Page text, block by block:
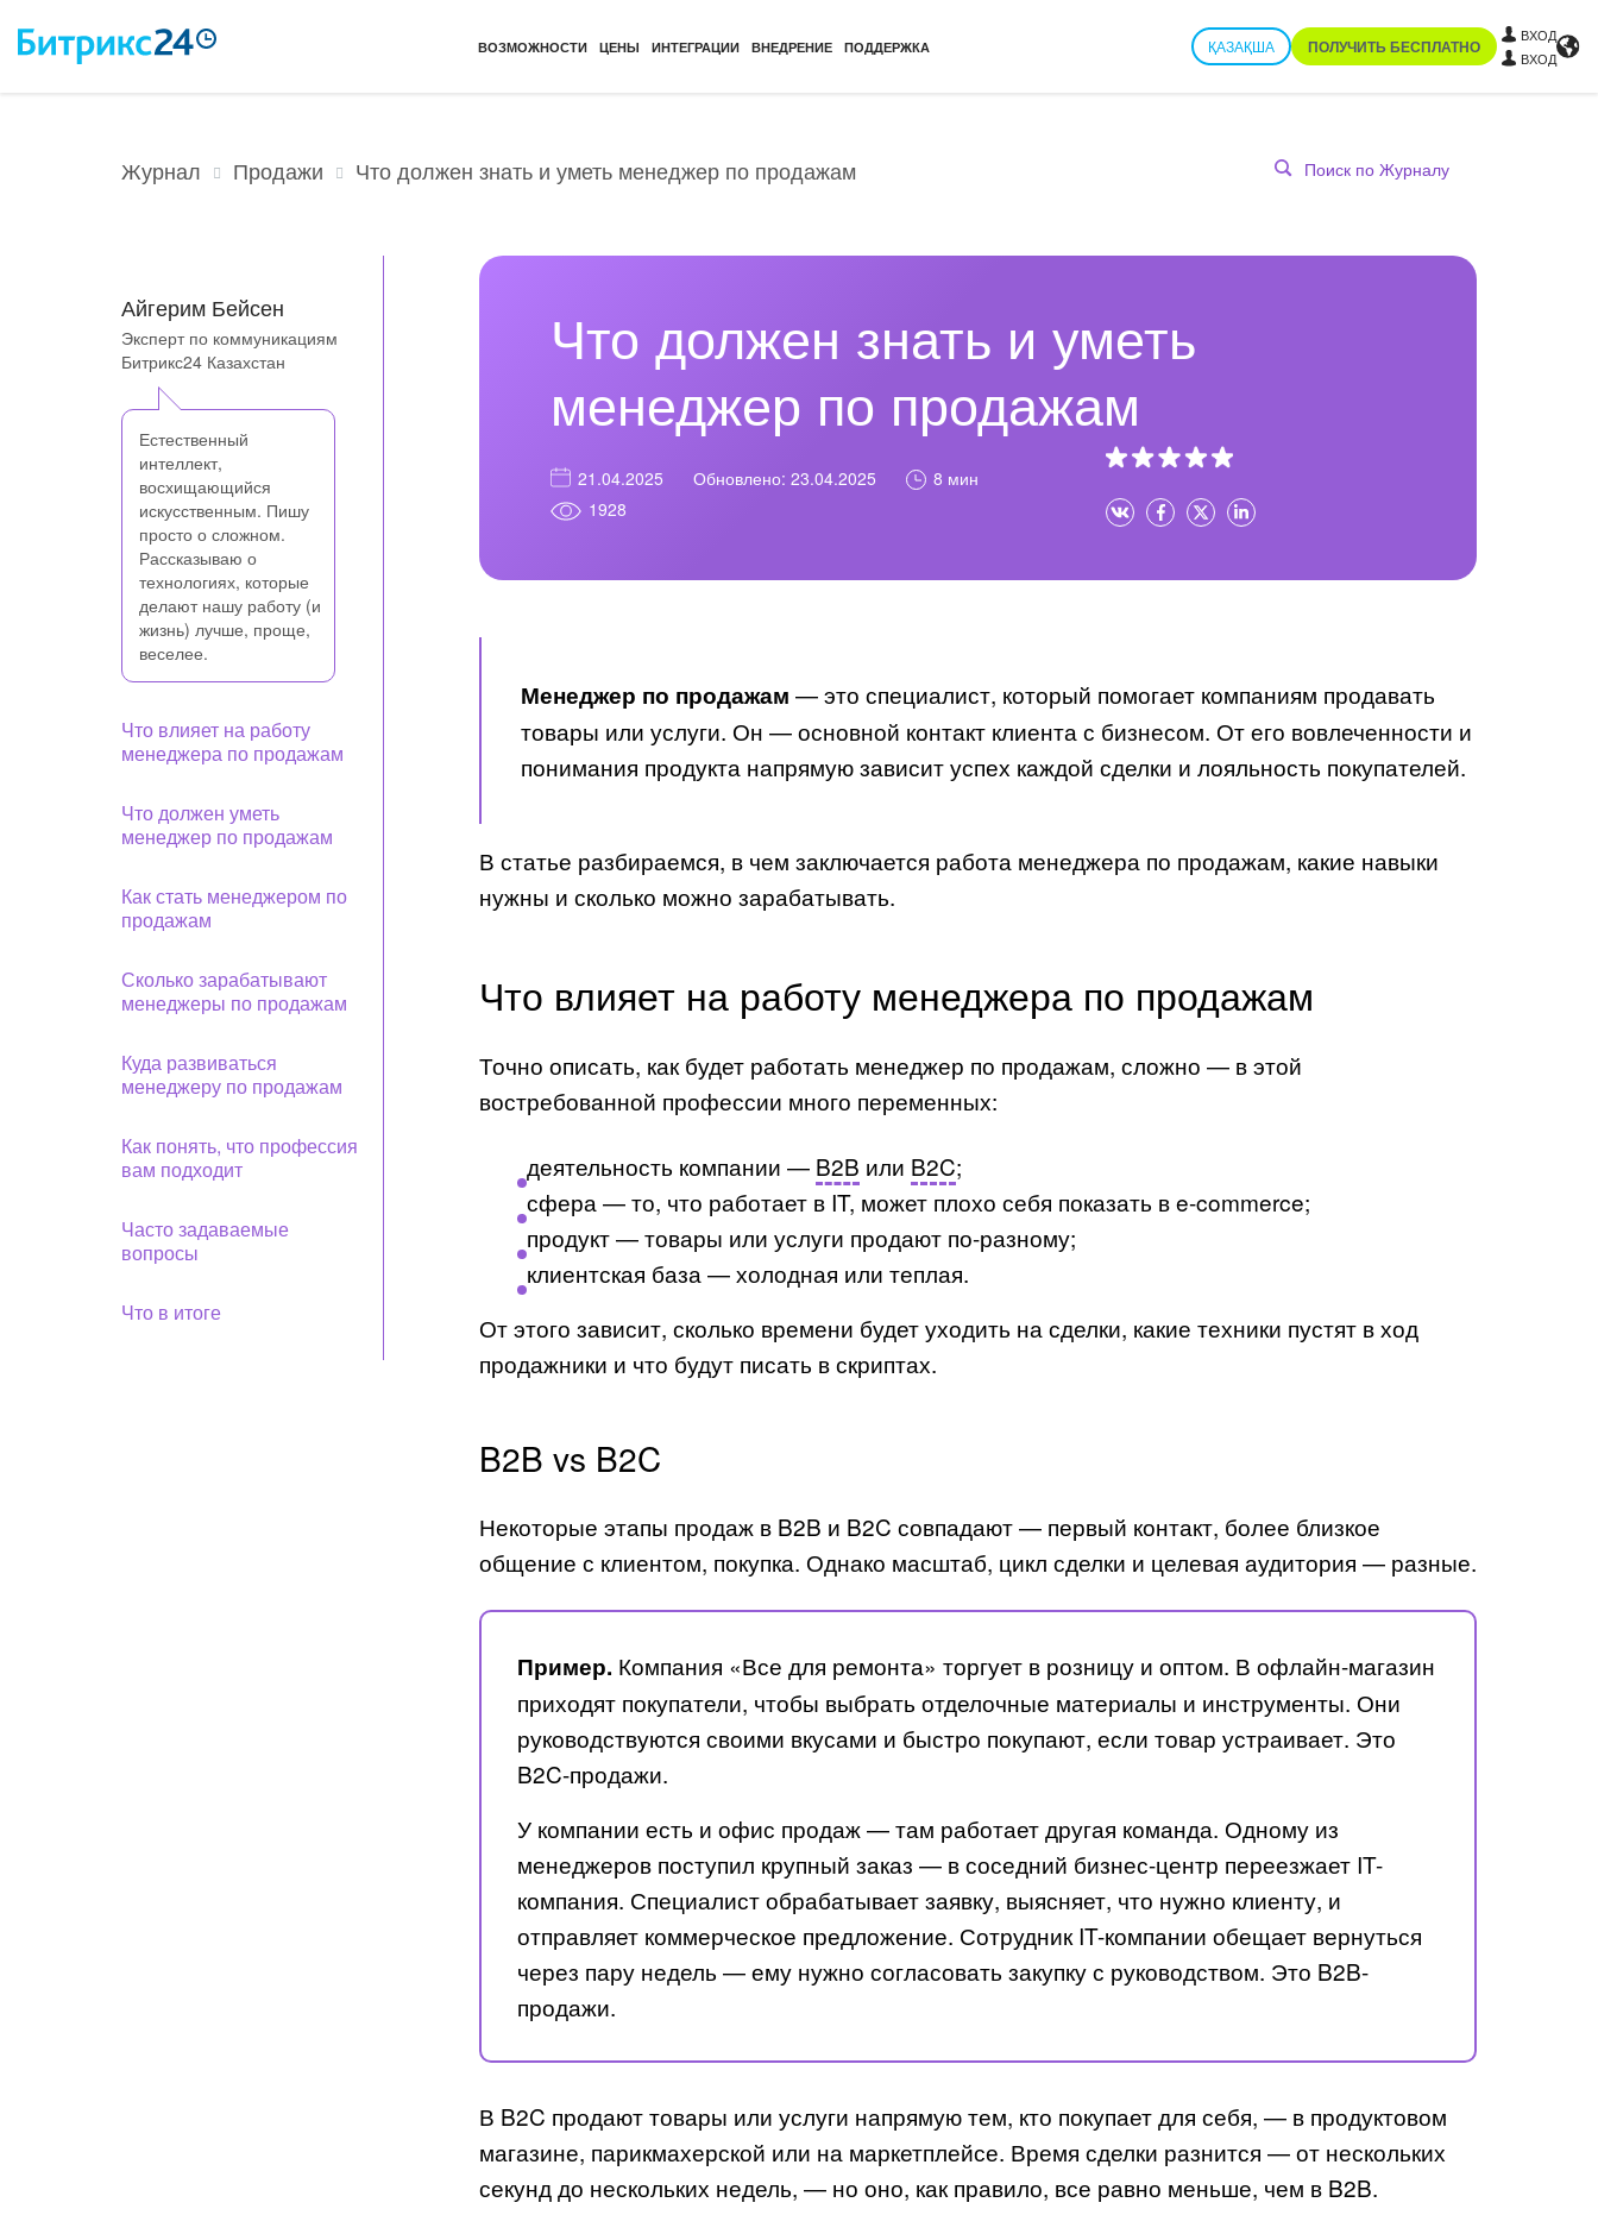
ВОЗМОЖНОСТИ ЦЕНЫ ИНТЕГРАЦИИ ВНЕДРЕНИЕ ПОДДЕРЖКА ҚАЗАҚША ПОЛУЧИТЬ БЕСПЛАТНО
ВХОД
ВХОД
Журнал Продажи Что должен знать и уметь менеджер по продажам
Айгерим Бейсен
Эксперт по коммуникациям
Битрикс24 Казахстан
Естественный
интеллект,
восхищающийся
искусственным. Пишу
просто о сложном.
Рассказываю о
технологиях, которые
делают нашу работу (и
жизнь) лучше, проще,
веселее.
Что влияет на работу
менеджера по продажам
Что должен уметь
менеджер по продажам
Как стать менеджером по
продажам
Сколько зарабатывают
менеджеры по продажам
Куда развиваться
менеджеру по продажам
Как понять, что профессия
вам подходит
Часто задаваемые
вопросы
Что в итоге
Что должен знать и уметь
менеджер по продажам
21.04.2025 Обновлено: 23.04.2025
8 мин
1928
Менеджер по продажам — это специалист, который помогает компаниям продавать
товары или услуги. Он — основной контакт клиента с бизнесом. От его вовлеченности и
понимания продукта напрямую зависит успех каждой сделки и лояльность покупателей.
В статье разбираемся, в чем заключается работа менеджера по продажам, какие навыки
нужны и сколько можно зарабатывать.
Что влияет на работу менеджера по продажам
Точно описать, как будет работать менеджер по продажам, сложно — в этой
востребованной профессии много переменных:
деятельность компании — B2B или B2C;
сфера — то, что работает в IT, может плохо себя показать в e-commerce;
продукт — товары или услуги продают по-разному;
клиентская база — холодная или теплая.
От этого зависит, сколько времени будет уходить на сделки, какие техники пустят в ход
продажники и что будут писать в скриптах.
B2B vs B2C
Некоторые этапы продаж в B2B и B2C совпадают — первый контакт, более близкое
общение с клиентом, покупка. Однако масштаб, цикл сделки и целевая аудитория — разные.
Пример. Компания «Все для ремонта» торгует в розницу и оптом. В офлайн-магазин
приходят покупатели, чтобы выбрать отделочные материалы и инструменты. Они
руководствуются своими вкусами и быстро покупают, если товар устраивает. Это
B2C-продажи.
У компании есть и офис продаж — там работает другая команда. Одному из
менеджеров поступил крупный заказ — в соседний бизнес-центр переезжает IT-
компания. Специалист обрабатывает заявку, выясняет, что нужно клиенту, и
отправляет коммерческое предложение. Сотрудник IT-компании обещает вернуться
через пару недель — ему нужно согласовать закупку с руководством. Это B2B-
продажи.
В B2C продают товары или услуги напрямую тем, кто покупает для себя, — в продуктовом
магазине, парикмахерской или на маркетплейсе. Время сделки разнится — от нескольких
секунд до нескольких недель, — но оно, как правило, все равно меньше, чем в B2B.